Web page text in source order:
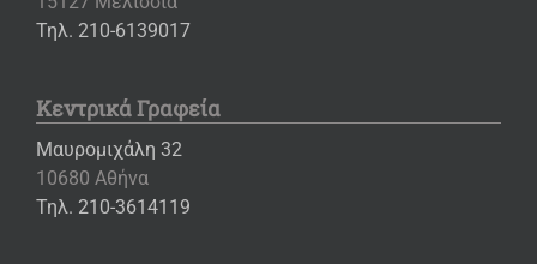
Τηλ. 210-6139017
Κεντρικά Γραφεία
Μαυρομιχάλη 32
10680 Αθήνα
Τηλ. 210-3614119